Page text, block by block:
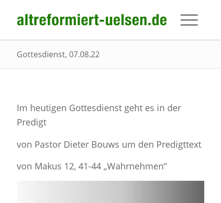
Gottesdienst, 07.08.22
Im heutigen Gottesdienst geht es in der
Predigt
von Pastor Dieter Bouws um den Predigttext
von Makus 12, 41-44 „Wahrnehmen“